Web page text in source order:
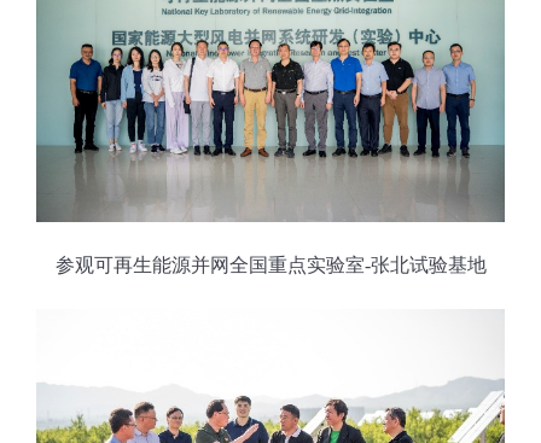
参观可再生能源并网全国重点实验室-张北试验基地